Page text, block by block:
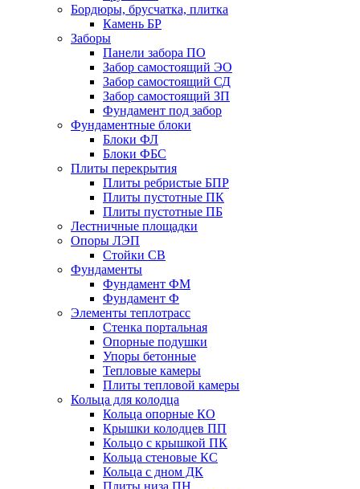
Бордюры, брусчатка, плитка
Камень БР
Заборы
Панели забора ПО
Забор самостоящий ЭО
Забор самостоящий СД
Забор самостоящий ЗП
Фyндамент под забор
Фундаментные блоки
Блоки ФЛ
Блоки ФБС
Плиты перекрытия
Плиты ребристые БПР
Плиты пустотные ПК
Плиты пустотные ПБ
Лестничные площадки
Опоры ЛЭП
Стойки СВ
Фундаменты
Фyндамент ФМ
Фyндамент Ф
Элементы теплотрасс
Стенка портальная
Опорные подушки
Упоры бетонные
Тепловые камеры
Плиты тепловой камеры
Кольца для колодца
Кольца опорные КО
Крышки колодцев ПП
Кольцо с крышкой ПК
Кольца стеновые КС
Кольца с дном ДК
Плиты низа ПН